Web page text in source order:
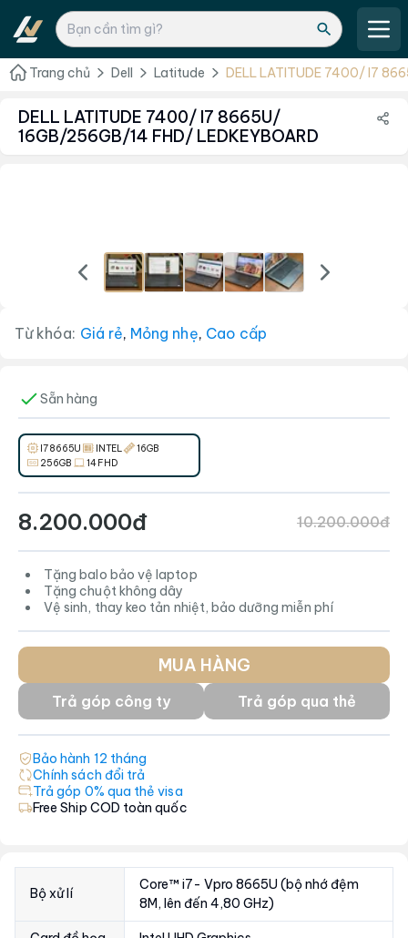
Trang chủ Dell Latitude
DELL LATITUDE 7400/ I7
DELL LATITUDE 7400/ I7 8665U/
16GB/256GB/14 FHD/ LEDKEYBOARD
Từ khóa: Giá rẻ, Mỏng nhẹ, Cao cấp
Sẵn hàng
I7 8665U INTEL
16GB
256GB
14 FHD
8.200.000đ 10.200.000đ
Tặng balo bảo vệ laptop
Tặng chuột không dây
Vệ sinh, thay keo tản nhiệt, bảo dưỡng miễn phí
MUA HÀNG
Trả góp công ty Trả góp qua thẻ
Bảo hành 12 tháng
Chính sách đổi trả
Trả góp 0% qua thẻ visa
Free Ship COD toàn quốc
Bộ xử lí
Core™ i7- Vpro 8665U (bộ nhớ đệm
8M, lên đến 4,80 GHz)